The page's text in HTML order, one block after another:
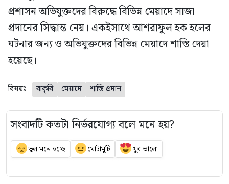
প্রশাসন অভিযুক্তদের বিরুদ্ধে বিভিন্ন মেয়াদে সাজা
প্রদানের সিদ্ধান্ত নেয়। একইসাথে আশরাফুল হক হলের
ঘটনার জন্য ও অভিযুক্তদের বিভিন্ন মেয়াদে শাস্তি দেয়া
হয়েছে।
বিষয়ঃ বাকৃবি মেয়াদে শাস্তি প্রদান
সংবাদটি কতটা নির্ভরযোগ্য বলে মনে হয়?
ভুল মনে হচ্ছে মোটামুটি খুব ভালো